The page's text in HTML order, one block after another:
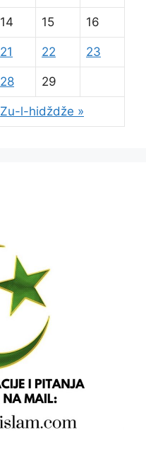
Zu-l-hidždže »
14 15 16
21 22 23
28 29